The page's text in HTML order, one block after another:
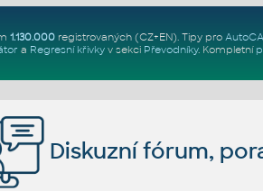
1.130.000registrovaných (CZ+EN). Tipy pro
a Regresní křivkyv sekci Převodníky. Kompletní
Diskuzní fórum,